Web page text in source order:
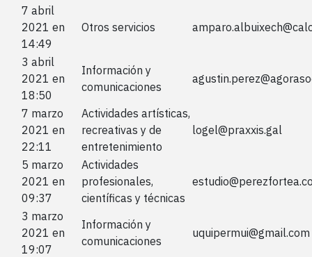
7 abril
2021 en
14:49
Otros servicios
3 abril
2021 en
18:50
Información y
comunicaciones
7 marzo
2021 en
22:11
Actividades artísticas,
recreativas y de
entretenimiento
logel@praxxis.gal
5 marzo
2021 en
09:37
Actividades
profesionales,
científicas y técnicas
3 marzo
2021 en
19:07
Información y
comunicaciones
uquipermui@gmail.com